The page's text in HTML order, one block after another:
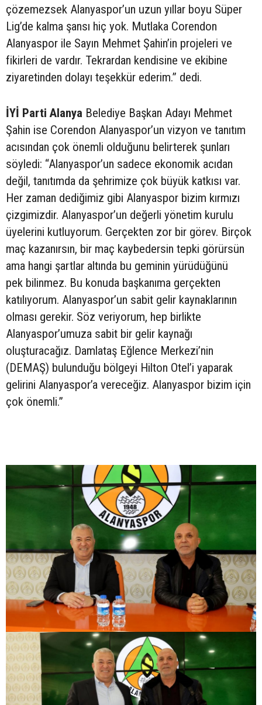
çözemezsek Alanyaspor’un uzun yıllar boyu Süper
Lig’de kalma şansı hiç yok. Mutlaka Corendon
Alanyaspor ile Sayın Mehmet Şahin’in projeleri ve
fikirleri de vardır. Tekrardan kendisine ve ekibine
ziyaretinden dolayı teşekkür ederim.” dedi.
İYİ Parti Alanya Belediye Başkan Adayı Mehmet
Şahin ise Corendon Alanyaspor’un vizyon ve tanıtım
acısından çok önemli olduğunu belirterek şunları
söyledi: “Alanyaspor’un sadece ekonomik acıdan
değil, tanıtımda da şehrimize çok büyük katkısı var.
Her zaman dediğimiz gibi Alanyaspor bizim kırmızı
çizgimizdir. Alanyaspor’un değerli yönetim kurulu
üyelerini kutluyorum. Gerçekten zor bir görev. Birçok
maç kazanırsın, bir maç kaybedersin tepki görürsün
ama hangi şartlar altında bu geminin yürüdüğünü
pek bilinmez. Bu konuda başkanıma gerçekten
katılıyorum. Alanyaspor’un sabit gelir kaynaklarının
olması gerekir. Söz veriyorum, hep birlikte
Alanyaspor’umuza sabit bir gelir kaynağı
oluşturacağız. Damlataş Eğlence Merkezi’nin
(DEMAŞ) bulunduğu bölgeyi Hilton Otel’i yaparak
gelirini Alanyaspor’a vereceğiz. Alanyaspor bizim için
çok önemli.”